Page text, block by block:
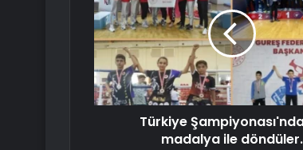
Türkiye
madalya ile döndüler.